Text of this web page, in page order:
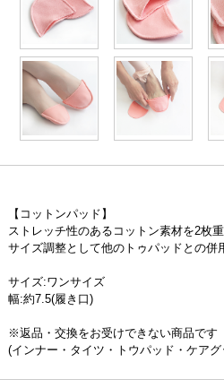
【コットンパッド】
ストレッチ性のあるコットン素材を2枚
サイズ調整として他のトゥパッドとの
サイズ:ワンサイズ
幅:約7.5(履き口)
※返品・交換をお受けできない商品です
(インナー・タイツ・トウパッド・ケア